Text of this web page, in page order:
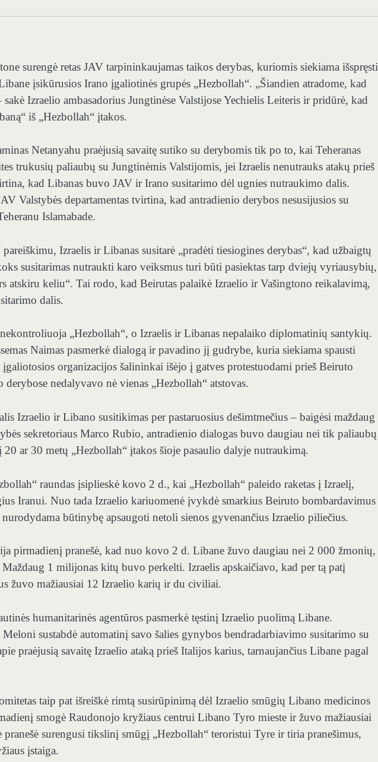
surengė retas JAV tarpininkaujamas taikos derybas, kuriomis siekiama išspręsti
įsikūrusios Irano įgaliotinės grupės „Hezbollah“. „Šiandien atradome, kad
Izraelio ambasadorius Jungtinėse Valstijose Yechielis Leiteris ir pridūrė, kad
iš „Hezbollah“ įtakos.
Netanyahu praėjusią savaitę sutiko su derybomis tik po to, kai Teheranas
trukusių paliaubų su Jungtinėmis Valstijomis, jei Izraelis nenutrauks atakų prieš
kad Libanas buvo JAV ir Irano susitarimo dėl ugnies nutraukimo dalis.
Valstybės departamentas tvirtina, kad antradienio derybos nesusijusios su
Islamabade.
Izraelis ir Libanas susitarė „pradėti tiesiogines derybas“, kad užbaigtų
susitarimas nutraukti karo veiksmus turi būti pasiektas tarp dviejų vyriausybių,
atskiru keliu“. Tai rodo, kad Beirutas palaikė Izraelio ir Vašingtono reikalavimą,
dalis.
„Hezbollah“, o Izraelis ir Libanas nepalaiko diplomatinių santykių.
Naimas pasmerkė dialogą ir pavadino jį gudrybe, kuria siekiama spausti
organizacijos šalininkai išėjo į gatves protestuodami prieš Beiruto
nedalyvavo nė vienas „Hezbollah“ atstovas.
Izraelio ir Libano susitikimas per pastaruosius dešimtmečius – baigėsi maždaug
sekretoriaus Marco Rubio, antradienio dialogas buvo daugiau nei tik paliaubų
ar 30 metų „Hezbollah“ įtakos šioje pasaulio dalyje nutraukimą.
raundas įsiplieskė kovo 2 d., kai „Hezbollah“ paleido raketas į Izraelį,
Iranui. Nuo tada Izraelio kariuomenė įvykdė smarkius Beiruto bombardavimus
būtinybę apsaugoti netoli sienos gyvenančius Izraelio piliečius.
pirmadienį pranešė, kad nuo kovo 2 d. Libane žuvo daugiau nei 2 000 žmonių,
1 milijonas kitų buvo perkelti. Izraelis apskaičiavo, kad per tą patį
žuvo mažiausiai 12 Izraelio karių ir du civiliai.
humanitarinės agentūros pasmerkė tęstinį Izraelio puolimą Libane.
sustabdė automatinį savo šalies gynybos bendradarbiavimo susitarimo su
praėjusią savaitę Izraelio ataką prieš Italijos karius, tarnaujančius Libane pagal
taip pat išreiškė rimtą susirūpinimą dėl Izraelio smūgių Libano medicinos
smogė Raudonojo kryžiaus centrui Libano Tyro mieste ir žuvo mažiausiai
surengusi tikslinį smūgį „Hezbollah“ teroristui Tyre ir tiria pranešimus,
įstaiga.